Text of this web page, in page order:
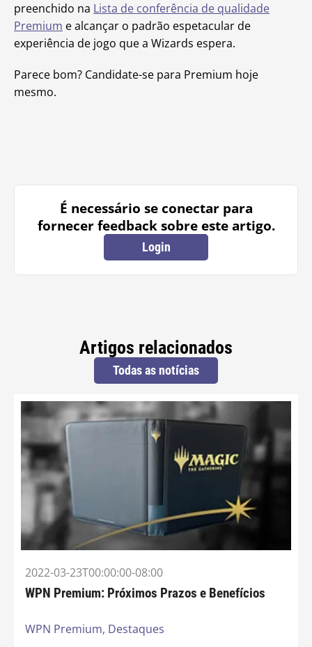
preenchido na Lista de conferência de qualidade
Premium e alcançar o padrão espetacular de
experiência de jogo que a Wizards espera.
Parece bom? Candidate-se para Premium hoje
mesmo.
É necessário se conectar para
fornecer feedback sobre este artigo.
Login
Artigos relacionados
Todas as notícias
2022-03-23T00:00:00-08:00
WPN Premium: Próximos Prazos e Benefícios
WPN Premium, Destaques